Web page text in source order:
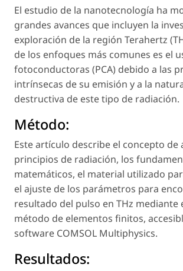
El estudio de la nanotecnología ha
grandes avances que incluyen la
exploración de la región Terahertz
de los enfoques más comunes es el
fotoconductoras (PCA) debido a las
intrínsecas de su emisión y a la
destructiva de este tipo de radiación.
Método:
Este artículo describe el concepto de
principios de radiación, los
matemáticos, el material utilizado
el ajuste de los parámetros para
resultado del pulso en THz mediante
método de elementos finitos,
software COMSOL Multiphysics.
Resultados: